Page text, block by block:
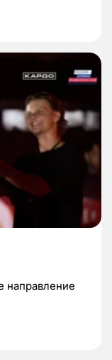
направление